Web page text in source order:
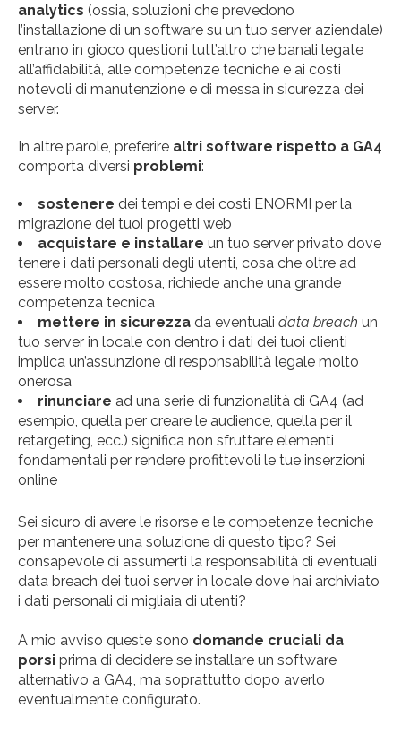
analytics (ossia, soluzioni che prevedono
l’installazione di un software su un tuo server aziendale)
entrano in gioco questioni tutt’altro che banali legate
all’affidabilità, alle competenze tecniche e ai costi
notevoli di manutenzione e di messa in sicurezza dei
server.
In altre parole, preferire altri software rispetto a GA4
comporta diversi problemi:
sostenere dei tempi e dei costi ENORMI per la
migrazione dei tuoi progetti web
acquistare e installare un tuo server privato dove
tenere i dati personali degli utenti, cosa che oltre ad
essere molto costosa, richiede anche una grande
competenza tecnica
mettere in sicurezza da eventuali data breach un
tuo server in locale con dentro i dati dei tuoi clienti
implica un’assunzione di responsabilità legale molto
onerosa
rinunciare ad una serie di funzionalità di GA4 (ad
esempio, quella per creare le audience, quella per il
retargeting, ecc.) significa non sfruttare elementi
fondamentali per rendere profittevoli le tue inserzioni
online
Sei sicuro di avere le risorse e le competenze tecniche
per mantenere una soluzione di questo tipo? Sei
consapevole di assumerti la responsabilità di eventuali
data breach dei tuoi server in locale dove hai archiviato
i dati personali di migliaia di utenti?
A mio avviso queste sono domande cruciali da
porsi prima di decidere se installare un software
alternativo a GA4, ma soprattutto dopo averlo
eventualmente configurato.